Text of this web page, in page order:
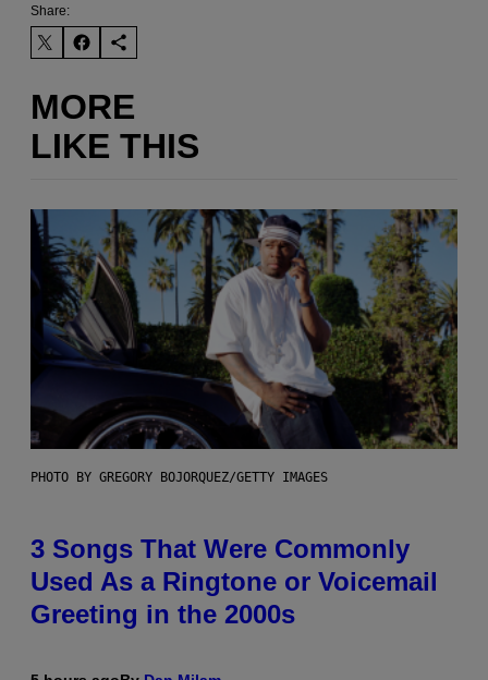
Share:
MORE
LIKE THIS
PHOTO BY GREGORY BOJORQUEZ/GETTY IMAGES
3 Songs That Were Commonly
Used As a Ringtone or Voicemail
Greeting in the 2000s